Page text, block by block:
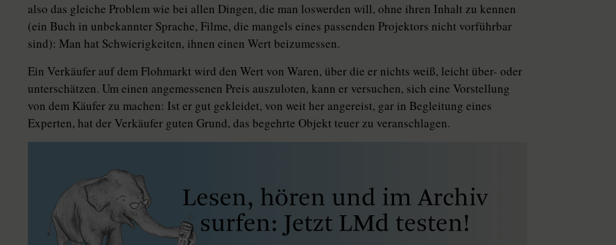
also das gleiche Problem wie bei allen Dingen, die man loswerden will, ohne ihren Inhalt zu kennen
(ein Buch in unbekannter Sprache, Filme, die mangels eines passenden Projektors nicht vorführbar
sind): Man hat Schwierigkeiten, ihnen einen Wert beizumessen.
Ein Verkäufer auf dem Flohmarkt wird den Wert von Waren, über die er nichts weiß, leicht über- oder
unterschätzen. Um einen angemessenen Preis auszuloten, kann er versuchen, sich eine Vorstellung
von dem Käufer zu machen: Ist er gut gekleidet, von weit her angereist, gar in Begleitung eines
Experten, hat der Verkäufer guten Grund, das begehrte Objekt teuer zu veranschlagen.